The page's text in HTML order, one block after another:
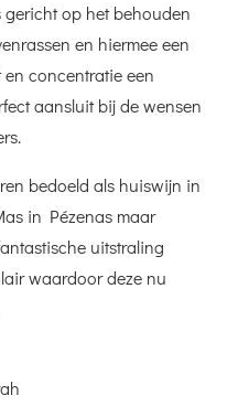
gericht op het behouden
en hiermee een
concentratie een
aansluit bij de wensen
bedoeld als huiswijn in
in Pézenas maar
uitstraling
waardoor deze nu